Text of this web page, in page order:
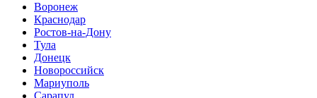
Воронеж
Краснодар
Ростов-на-Дону
Тула
Донецк
Новороссийск
Мариуполь
Сарапул